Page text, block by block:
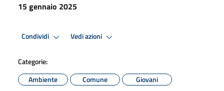
15 gennaio 2025
Condividi Vedi azioni
Categorie:
Ambiente
Comune
Giovani